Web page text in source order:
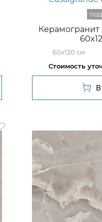
Керамогранит
60x120